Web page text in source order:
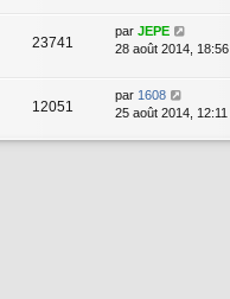
23741
par JEPE
28 août 2014, 18:56
12051
par 1608
25 août 2014, 12:11